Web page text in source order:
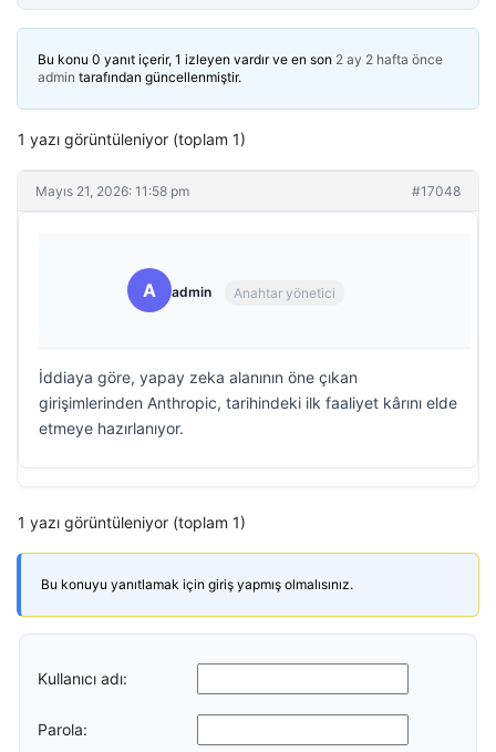
Bu konu 0 yanıt içerir, 1 izleyen vardır ve en son 2 ay 2 hafta önce
admin tarafından güncellenmiştir.
1 yazı görüntüleniyor (toplam 1)
Mayıs 21, 2026: 11:58 pm #17048
A admin Anahtar yönetici
İddiaya göre, yapay zeka alanının öne çıkan
girişimlerinden Anthropic, tarihindeki ilk faaliyet kârını elde
etmeye hazırlanıyor.
1 yazı görüntüleniyor (toplam 1)
Bu konuyu yanıtlamak için giriş yapmış olmalısınız.
Kullanıcı adı:
Parola: